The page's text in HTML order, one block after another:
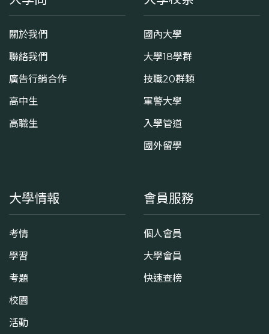
關於我們
聯絡我們
廣告行銷合作
高中生
高職生
國內大學
大學18學群
技職20群類
軍警大學
入學管道
國外留學
大學情報
考情
學習
考題
校園
活動
會員服務
個人會員
大學會員
快速查榜